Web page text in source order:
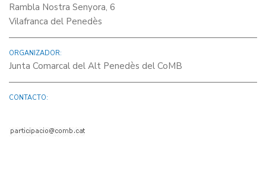
Rambla Nostra Senyora, 6
Vilafranca del Penedès
ORGANIZADOR:
Junta Comarcal del Alt Penedès del CoMB
CONTACTO: